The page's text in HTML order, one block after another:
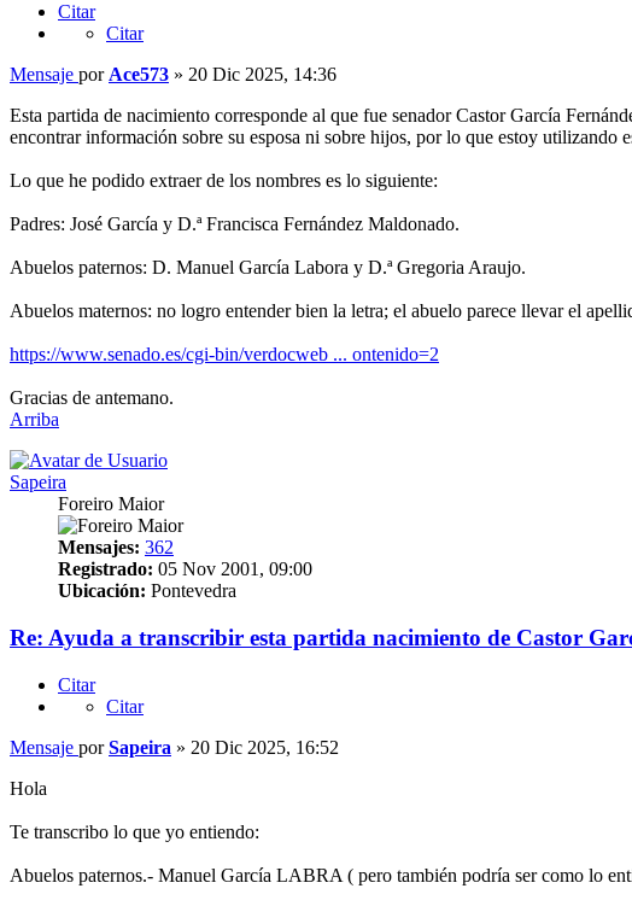
Citar
Citar
Mensaje por Ace573 » 20 Dic 2025, 14:36
Esta partida de nacimiento corresponde al que fue senador Castor García
encontrar información sobre su esposa ni sobre hijos, por lo que estoy
Lo que he podido extraer de los nombres es lo siguiente:
Padres: José García y D.ª Francisca Fernández Maldonado.
Abuelos paternos: D. Manuel García Labora y D.ª Gregoria Araujo.
Abuelos maternos: no logro entender bien la letra; el abuelo parece llevar el
https://www.senado.es/cgi-bin/verdocweb ... ontenido=2
Gracias de antemano.
Arriba
Sapeira
Foreiro Maior
Mensajes: 362
Registrado: 05 Nov 2001, 09:00
Ubicación: Pontevedra
Re: Ayuda a transcribir esta partida nacimiento de Castor
Citar
Citar
Mensaje porSapeira » 20 Dic 2025, 16:52
Hola
Te transcribo lo que yo entiendo:
Abuelos paternos.- Manuel García LABRA ( pero también podría ser como lo